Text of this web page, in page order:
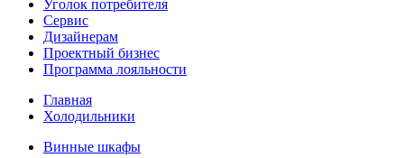
Уголок потребителя
Сервис
Дизайнерам
Проектный бизнес
Программа лояльности
Главная
Холодильники
Винные шкафы